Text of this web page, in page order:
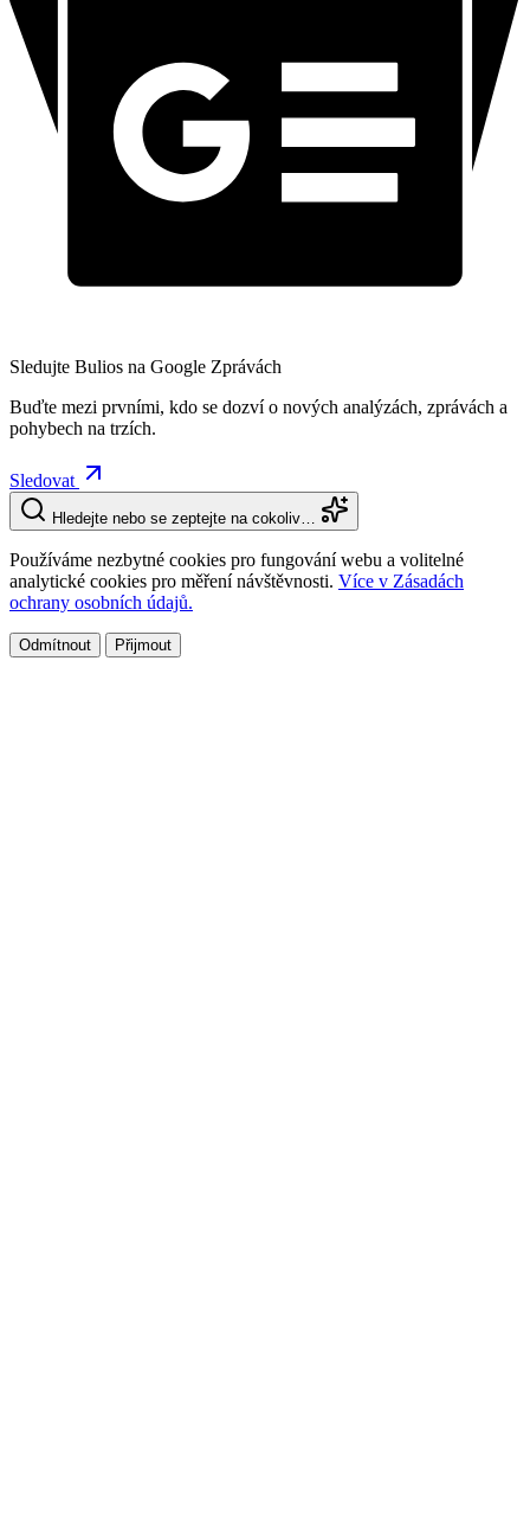
Sledujte Bulios na Google Zprávách
Buďte mezi prvními, kdo se dozví o nových analýzách, zprávách a
pohybech na trzích.
Sledovat
Hledejte nebo se zeptejte na cokoliv…
Používáme nezbytné cookies pro fungování webu a volitelné
analytické cookies pro měření návštěvnosti. Více v Zásadách
ochrany osobních údajů.
Odmítnout Přijmout